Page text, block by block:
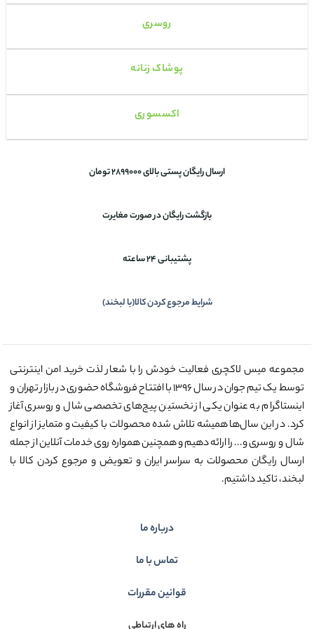
روسری
پوشاک زنانه
اکسسوری
ارسال رایگان پستی بالای 2899000 تومان
بازگشت رایگان در صورت مغایرت
پشتیبانی 24 ساعته
شرایط مرجوع کردن کالا(با لبخند)
مجموعه میس لاکچری فعالیت خودش را با شعار لذت خرید امن اینترنتی
توسط یک تیم جوان در سال ۱۳۹۶ با افتتاح فروشگاه حضوری در بازار تهران و
اینستاگرام به عنوان یکی از نخستین پیج‌های تخصصی شال و روسری آغاز
کرد. در این سال‌ها همیشه تلاش شده محصولات با کیفیت و متمایز از انواع
شال و روسری و... را ارائه دهیم و همچنین همواره روی خدمات آنلاین از جمله
ارسال رایگان محصولات به سراسر ایران و تعویض و مرجوع کردن کالا با
لبخند، تاکید داشتیم.
درباره ما
تماس با ما
قوانین مقررات
راه های ارتباطی